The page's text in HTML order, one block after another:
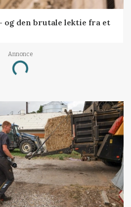
og den brutale lektie fra et
Annonce
Loading...